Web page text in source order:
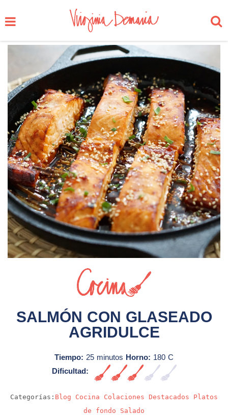
SALMÓN CON GLASEADO
AGRIDULCE
Tiempo: 25 minutos Horno: 180 C
Dificultad:
Categorías: Blog Cocina Colaciones Destacados
Platos
de fondo
Salado